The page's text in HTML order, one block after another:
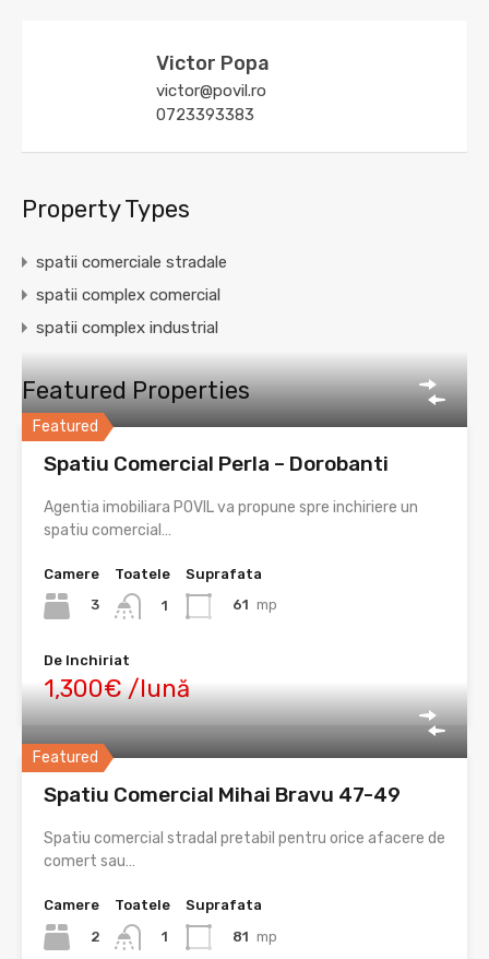
Victor Popa
victor@povil.ro
0723393383
Property Types
spatii comerciale stradale
spatii complex comercial
spatii complex industrial
Featured Properties
Featured
Spatiu Comercial Perla – Dorobanti
Agentia imobiliara POVIL va propune spre inchiriere un
spatiu comercial…
Camere
3
Toatele
1
Suprafata
61 mp
De Inchiriat
1,300€ /lună
Featured
Spatiu Comercial Mihai Bravu 47-49
Spatiu comercial stradal pretabil pentru orice afacere de
comert sau…
Camere
2
Toatele
1
Suprafata
81 mp